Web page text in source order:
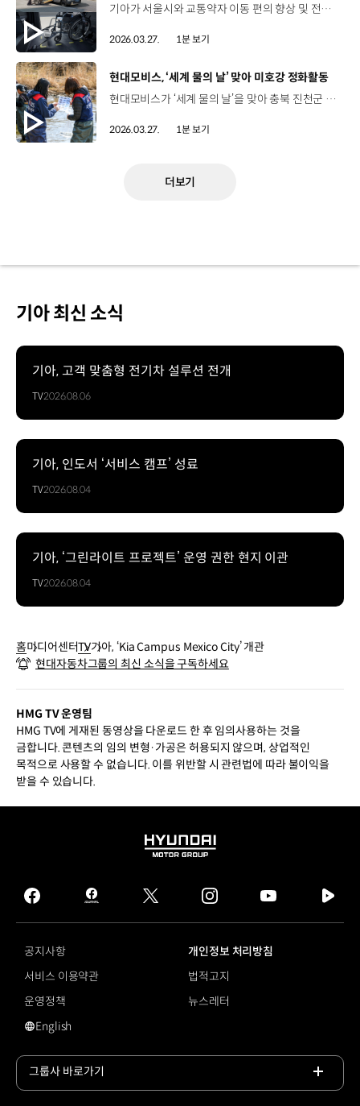
기아가 서울시와 교통약자 이동 편의 향상 및 전기차 충전 인프라 확대를 위한 파트너십을 구축했습니다. 이번 파트너십은 모든 사람의 자유로운 이동권을 생각하는 기아의 모빌리티 비전과 전기차 충전 인프라 확충을 통해 교통약자를 배려하고자 하는 서울시의 정책이 뜻을 같이하며 성사됐는데요. 양측은 파트너십을 계기로 ‘PV5 WAV’를 활용해 교통약자의 실질적인 이동성 향상과 지역사회 내 친환경 모빌리티 확산을 추진해 나갈 계획입니다. 이에 따라 기아는 서울시에 있는 사회복지시설과 장애인 가족을 둔 서울 시민을 대상으로 ‘PV5 WAV’ 특별 구매 지원금을 제공하고 서울시는 사회복지시설과 공동주택에 기존 충전기 대비 조작부 높이가 낮고, 화면 확대가 가능한 ‘동행 전기차 충전기’ 100기를 무상 설치할 예정입니다.
2026.03.27. 1분 보기
[동영상]
현대모비스, ‘세계 물의 날’ 맞아 미호강 정화활동
현대모비스가 ‘세계 물의 날’을 맞아 충북 진천군 미호강 일대에서 하천 정화활동을 진행했습니다. ‘세계 물의 날’은 수질오염과 물 부족 문제에 대한 관심을 높이고, 수자원 관리를 촉진하기 위해 UN이 지정한 글로벌 기념일인데요. 이번 정화활동에는 현대모비스 임직원과 가족을 비롯해 진천군, 지역 환경단체 등 200여 명 참여해 하천변을 따라 이동하면서 생활 쓰레기 수거와 생태교란식물 제거 등을 함께 했습니다. 지난 2023년부터 현대모비스는 멸종위기종이 서식하는 미호강 생태계 회복을 위해 미르숲 조성·치어 방류·생태 모니터링 등 생물다양성 보전 프로젝트를 지속적으로 추진해 왔는데요. 앞으로도 지역 생태계 복원 등을 ESG 경영의 주요 과제로 삼아 중장기 사회공헌 활동을 강화해 나갈 예정입니다.
2026.03.27. 1분 보기
더보기
기아 최신 소식
기아, 고객 맞춤형 전기차 설루션 전개
TV2026.08.06
기아, 인도서 ‘서비스 캠프’ 성료
TV2026.08.04
기아, ‘그린라이트 프로젝트’ 운영 권한 현지 이관
TV2026.08.04
홈미디어센터TV기아, ‘Kia Campus Mexico City’ 개관
현대자동차그룹의 최신 소식을 구독하세요
HMG TV 운영팀
HMG TV에 게재된 동영상을 다운로드 한 후 임의사용하는 것을
금합니다. 콘텐츠의 임의 변형·가공은 허용되지 않으며, 상업적인
목적으로 사용할 수 없습니다. 이를 위반할 시 관련법에 따라 불이익을
받을 수 있습니다.
HYUNDAI
GROUP
facebook
hmg
journal
twitter instagram
tv
공지사항
개인정보 처리방침
서비스 이용약관
법적고지
운영정책
뉴스레터
영문 사이트로 이동
English
그룹사 바로가기